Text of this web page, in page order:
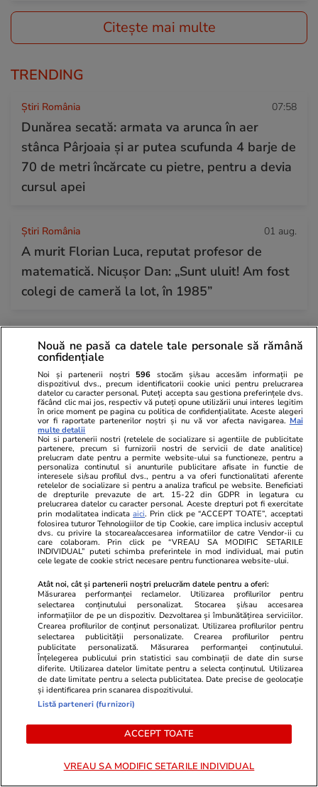
Citește mai multe
TRENDING
Știri România 07:58
Dunărea secată: armata va arunca în aer
stânca Pârjoaia și ar putea scufunda 4 barje de
70 de metri încărcate cu pietre, pentru a devia
cursul apei
Știri România 01 aug.
A murit Florian Luca, reputat profesor de
matematică. Nicușor Dan: „Sunt uluit! Am fost
colegi de cameră la lot, în 1985”
Horoscop Urania | Previziuni astrologice pentru
perioada 1 – 7 august 2026. Venus va intra în
zodia Balanței
Știri România 07:00
Loto 6/49 din 2 august 2026. Report de peste
9 milioane de euro la 6/49, categoria I
Lifestyle 01 aug.
Faimoșii adidași „murdari” care
costă o avere ajung în România:
primul magazin se deschide în
București și caută angajați
Horoscop
sunt printre
faptul că
propria
cerceteze
Nouă ne pasă ca datele tale personale să rămână
confidențiale
Noi și partenerii noștri 596 stocăm și/sau accesăm informații pe
dispozitivul dvs., precum identificatorii cookie unici pentru prelucrarea
datelor cu caracter personal. Puteți accepta sau gestiona preferințele dvs.
făcând clic mai jos, respectiv vă puteți opune utilizării unui interes legitim
în orice moment pe pagina cu politica de confidențialitate. Aceste alegeri
vor fi raportate partenerilor noștri și nu vă vor afecta navigarea. Mai
multe detalii
Noi si partenerii nostri (retelele de socializare si agentiile de publicitate
partenere, precum si furnizorii nostri de servicii de date analitice)
prelucram date pentru a permite website-ului sa functioneze, pentru a
personaliza continutul si anunturile publicitare afisate in functie de
interesele si/sau profilul dvs., pentru a va oferi functionalitati aferente
retelelor de socializare si pentru a analiza traficul pe website. Beneficiati
de drepturile prevazute de art. 15-22 din GDPR in legatura cu
prelucrarea datelor cu caracter personal. Aceste drepturi pot fi exercitate
prin modalitatea indicataaici. Prin click pe “ACCEPT TOATE”, acceptati
folosirea tuturor Tehnologiilor de tip Cookie, care implica inclusiv acceptul
dvs. cu privire la stocarea/accesarea informatiilor de catre Vendor-ii cu
care colaboram. Prin click pe “VREAU SA MODIFIC SETARILE
INDIVIDUAL” puteti schimba preferintele in mod individual, mai putin
cele legate de cookie strict necesare pentru functionarea website-ului.
Atât noi, cât și partenerii noștri prelucrăm datele pentru a oferi:
Măsurarea performanței reclamelor. Utilizarea profilurilor pentru
selectarea conținutului personalizat. Stocarea și/sau accesarea
informațiilor de pe un dispozitiv. Dezvoltarea și îmbunătățirea serviciilor.
Crearea profilurilor de conținut personalizat. Utilizarea profilurilor pentru
selectarea publicității personalizate. Crearea profilurilor pentru
publicitate personalizată. Măsurarea performanței conținutului.
Înțelegerea publicului prin statistici sau combinații de date din surse
diferite. Utilizarea datelor limitate pentru a selecta conținutul. Utilizarea
de date limitate pentru a selecta publicitatea. Date precise de geolocație
și identificarea prin scanarea dispozitivului.
Listă parteneri (furnizori)
ACCEPT TOATE
VREAU SA MODIFIC SETARILE INDIVIDUAL